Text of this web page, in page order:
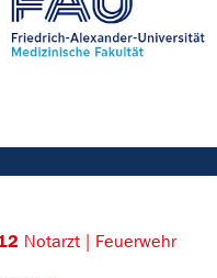
Notarzt | Feuerwehr